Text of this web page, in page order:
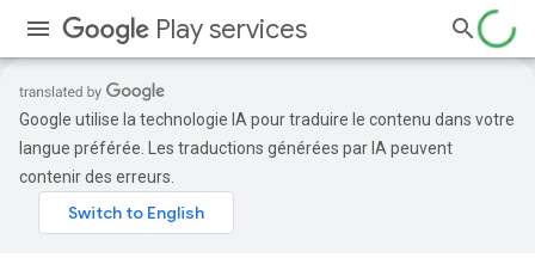
Play services
Google utilise la technologie IA pour traduire le contenu dans votre
langue préférée. Les traductions générées par IA peuvent
contenir des erreurs.